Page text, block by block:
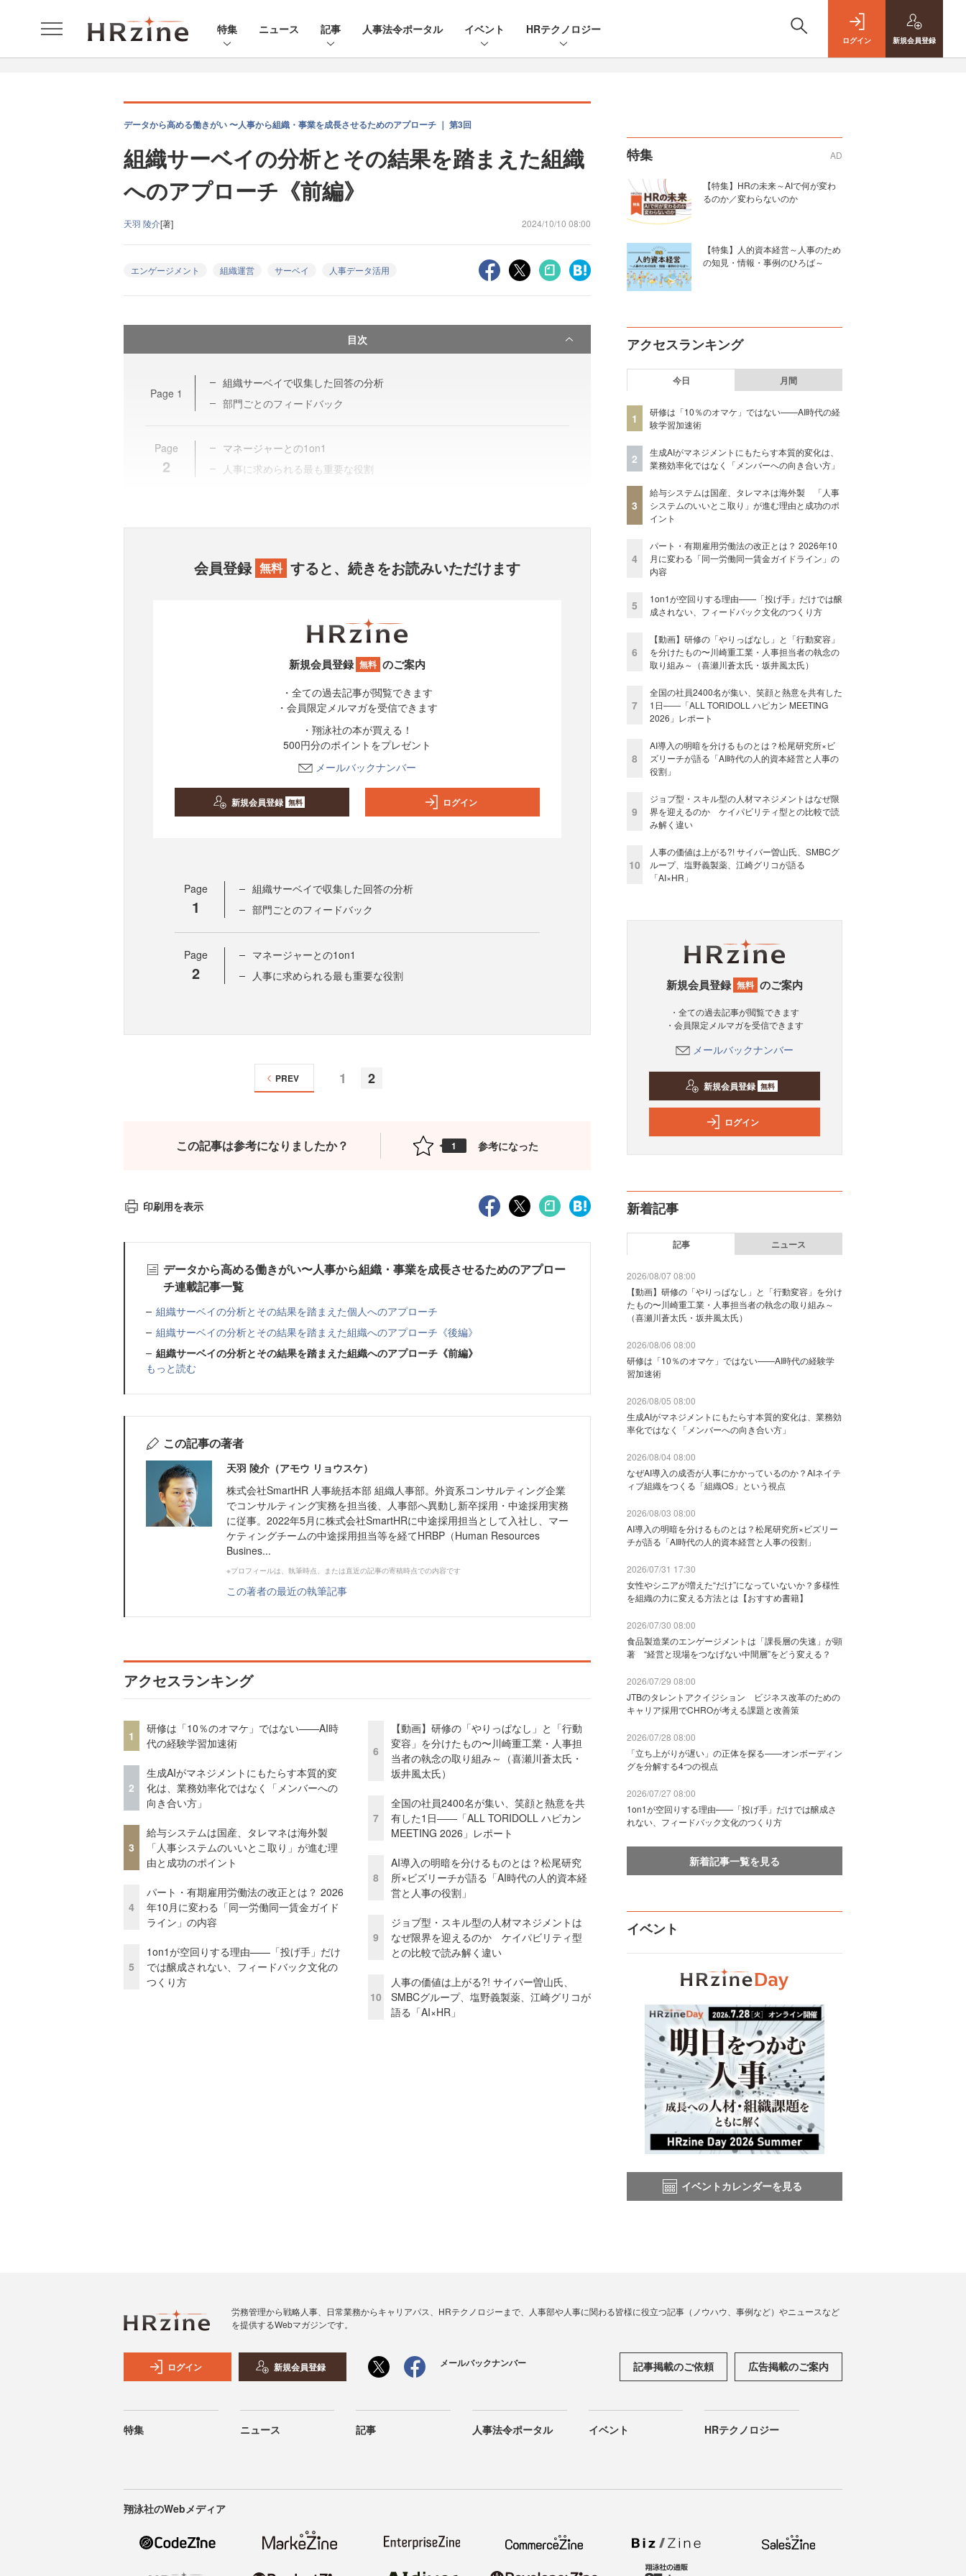
特集 ニュース 記事 人事法令ポータル イベント HRテクノロジー
ログイン 新規会員登録
データから高める働きがい 〜人事から組織・事業を成長させるためのアプローチ ｜ 第3回
組織サーベイの分析とその結果を踏まえた組織
へのアプローチ《前編》
天羽 陵介[著] 2024/10/10 08:00
エンゲージメント 組織運営 サーベイ 人事データ活用
目次
Page 1
組織サーベイで収集した回答の分析
部門ごとのフィードバック
Page
2
マネージャーとの1on1
人事に求められる最も重要な役割
会員登録 無料 すると、続きをお読みいただけます
新規会員登録 無料 のご案内
・全ての過去記事が閲覧できます
・会員限定メルマガを受信できます
・翔泳社の本が買える！
500円分のポイントをプレゼント
メールバックナンバー
新規会員登録 無料 ログイン
Page
1
組織サーベイで収集した回答の分析
部門ごとのフィードバック
Page
2
マネージャーとの1on1
人事に求められる最も重要な役割
1 2
PREV
この記事は参考になりましたか？ 1 参考になった
印刷用を表示
データから高める働きがい〜人事から組織・事業を成長させるためのアプロー
チ連載記事一覧
組織サーベイの分析とその結果を踏まえた個人へのアプローチ
組織サーベイの分析とその結果を踏まえた組織へのアプローチ《後編》
組織サーベイの分析とその結果を踏まえた組織へのアプローチ《前編》
もっと読む
この記事の著者
天羽 陵介（アモウ リョウスケ）
株式会社SmartHR 人事統括本部 組織人事部。外資系コンサルティング企業
でコンサルティング実務を担当後、人事部へ異動し新卒採用・中途採用実務
に従事。2022年5月に株式会社SmartHRに中途採用担当として入社し、マー
ケティングチームの中途採用担当等を経てHRBP（Human Resources
Busines...
※プロフィールは、執筆時点、または直近の記事の寄稿時点での内容です
この著者の最近の執筆記事
アクセスランキング
1
研修は「10％のオマケ」ではない——AI時
代の経験学習加速術
2
生成AIがマネジメントにもたらす本質的変
化は、業務効率化ではなく「メンバーへの
向き合い方」
3
給与システムは国産、タレマネは海外製
「人事システムのいいとこ取り」が進む理
由と成功のポイント
4
パート・有期雇用労働法の改正とは？ 2026
年10月に変わる「同一労働同一賃金ガイド
ライン」の内容
5
1on1が空回りする理由——「投げ手」だけ
では醸成されない、フィードバック文化の
つくり方
6
【動画】研修の「やりっぱなし」と「行動
変容」を分けたもの〜川崎重工業・人事担
当者の執念の取り組み～（喜瀬川蒼太氏・
坂井風太氏）
7
全国の社員2400名が集い、笑顔と熱意を共
有した1日――「ALL TORIDOLL ハピカン
MEETING 2026」レポート
8
AI導入の明暗を分けるものとは？松尾研究
所×ビズリーチが語る「AI時代の人的資本経
営と人事の役割」
9
ジョブ型・スキル型の人材マネジメントは
なぜ限界を迎えるのか ケイパビリティ型
との比較で読み解く違い
10
人事の価値は上がる?! サイバー曽山氏、
SMBCグループ、塩野義製薬、江崎グリコが
語る「AI×HR」
特集 AD
【特集】HRの未来～AIで何が変わ
るのか／変わらないのか
【特集】人的資本経営～人事のため
の知見・情報・事例のひろば～
アクセスランキング
今日 月間
1
研修は「10％のオマケ」ではない——AI時代の経
験学習加速術
2
生成AIがマネジメントにもたらす本質的変化は、
業務効率化ではなく「メンバーへの向き合い方」
3
給与システムは国産、タレマネは海外製 「人事
システムのいいとこ取り」が進む理由と成功のポ
イント
4
パート・有期雇用労働法の改正とは？ 2026年10
月に変わる「同一労働同一賃金ガイドライン」の
内容
5
1on1が空回りする理由——「投げ手」だけでは醸
成されない、フィードバック文化のつくり方
6
【動画】研修の「やりっぱなし」と「行動変容」
を分けたもの〜川崎重工業・人事担当者の執念の
取り組み～（喜瀬川蒼太氏・坂井風太氏）
7
全国の社員2400名が集い、笑顔と熱意を共有した
1日――「ALL TORIDOLL ハピカン MEETING
2026」レポート
8
AI導入の明暗を分けるものとは？松尾研究所×ビ
ズリーチが語る「AI時代の人的資本経営と人事の
役割」
9
ジョブ型・スキル型の人材マネジメントはなぜ限
界を迎えるのか ケイパビリティ型との比較で読
み解く違い
10
人事の価値は上がる?! サイバー曽山氏、SMBCグ
ループ、塩野義製薬、江崎グリコが語る
「AI×HR」
新規会員登録 無料 のご案内
・全ての過去記事が閲覧できます
・会員限定メルマガを受信できます
メールバックナンバー
新規会員登録 無料
ログイン
新着記事
記事 ニュース
2026/08/07 08:00
【動画】研修の「やりっぱなし」と「行動変容」を分け
たもの〜川崎重工業・人事担当者の執念の取り組み～
（喜瀬川蒼太氏・坂井風太氏）
2026/08/06 08:00
研修は「10％のオマケ」ではない——AI時代の経験学
習加速術
2026/08/05 08:00
生成AIがマネジメントにもたらす本質的変化は、業務効
率化ではなく「メンバーへの向き合い方」
2026/08/04 08:00
なぜAI導入の成否が人事にかかっているのか？AIネイテ
ィブ組織をつくる「組織OS」という視点
2026/08/03 08:00
AI導入の明暗を分けるものとは？松尾研究所×ビズリー
チが語る「AI時代の人的資本経営と人事の役割」
2026/07/31 17:30
女性やシニアが増えた“だけ”になっていないか？多様性
を組織の力に変える方法とは【おすすめ書籍】
2026/07/30 08:00
食品製造業のエンゲージメントは「課長層の失速」が顕
著 “経営と現場をつなげない中間層”をどう変える？
2026/07/29 08:00
JTBのタレントアクイジション ビジネス改革のための
キャリア採用でCHROが考える課題と改善策
2026/07/28 08:00
「立ち上がりが遅い」の正体を探る——オンボーディン
グを分解する4つの視点
2026/07/27 08:00
1on1が空回りする理由——「投げ手」だけでは醸成さ
れない、フィードバック文化のつくり方
新着記事一覧を見る
イベント
イベントカレンダーを見る
労務管理から戦略人事、日常業務からキャリアパス、HRテクノロジーまで、人事部や人事に関わる皆様に役立つ記事（ノウハウ、事例など）やニュースなど
を提供するWebマガジンです。
ログイン 新規会員登録 メールバックナンバー 記事掲載のご依頼 広告掲載のご案内
特集 ニュース 記事 人事法令ポータル イベント HRテクノロジー
翔泳社のWebメディア